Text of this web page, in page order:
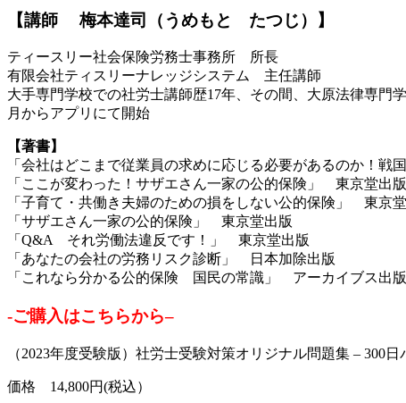
【講師 梅本達司（うめもと たつじ）】
ティースリー社会保険労務士事務所 所長
有限会社ティスリーナレッジシステム 主任講師
大手専門学校での社労士講師歴17年、その間、大原法律専門
月からアプリにて開始
【著書】
「会社はどこまで従業員の求めに応じる必要があるのか！
「ここが変わった！サザエさん一家の公的保険」 東京堂出版
「子育て・共働き夫婦のための損をしない公的保険」 東京
「サザエさん一家の公的保険」 東京堂出版
「Q&A それ労働法違反です！」 東京堂出版
「あなたの会社の労務リスク診断」 日本加除出版
「これなら分かる公的保険 国民の常識」 アーカイブス出版
-ご購入はこちらから–
（2023年度受験版）社労士受験対策オリジナル問題集 – 300
価格 14,800円(税込）